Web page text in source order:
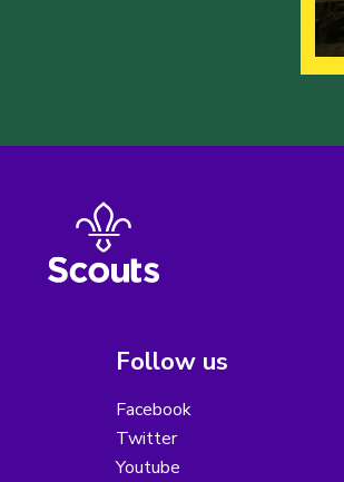
Follow us
Facebook
Twitter
Youtube